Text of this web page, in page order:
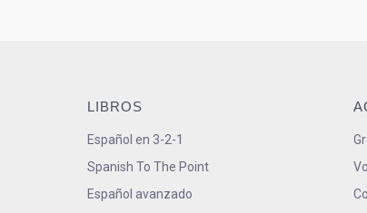
LIBROS
Español en 3-2-1
Spanish To The Point
Español avanzado